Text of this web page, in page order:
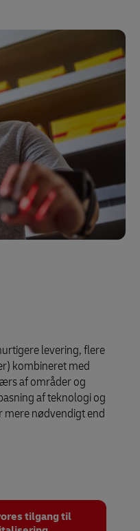
levering, flere
kombineret med
af områder og
af teknologi og
nødvendigt end
tilgang til